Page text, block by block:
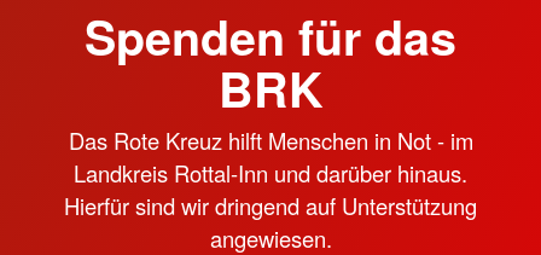
Spenden für das
BRK
Das Rote Kreuz hilft Menschen in Not - im
Landkreis Rottal-Inn und darüber hinaus.
Hierfür sind wir dringend auf Unterstützung
angewiesen.